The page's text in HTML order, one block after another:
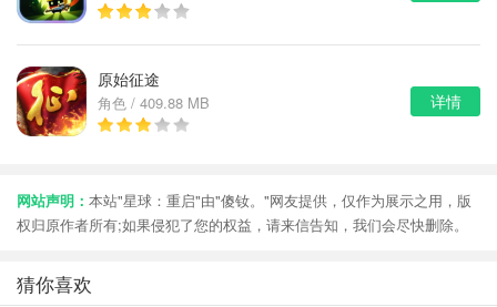
原始征途
角色 / 409.88 MB 详情
网站声明： 本站"星球：重启"由"傻钕。"网友提供，仅作为展示之用，版
权归原作者所有;如果侵犯了您的权益，请来信告知，我们会尽快删除。
猜你喜欢